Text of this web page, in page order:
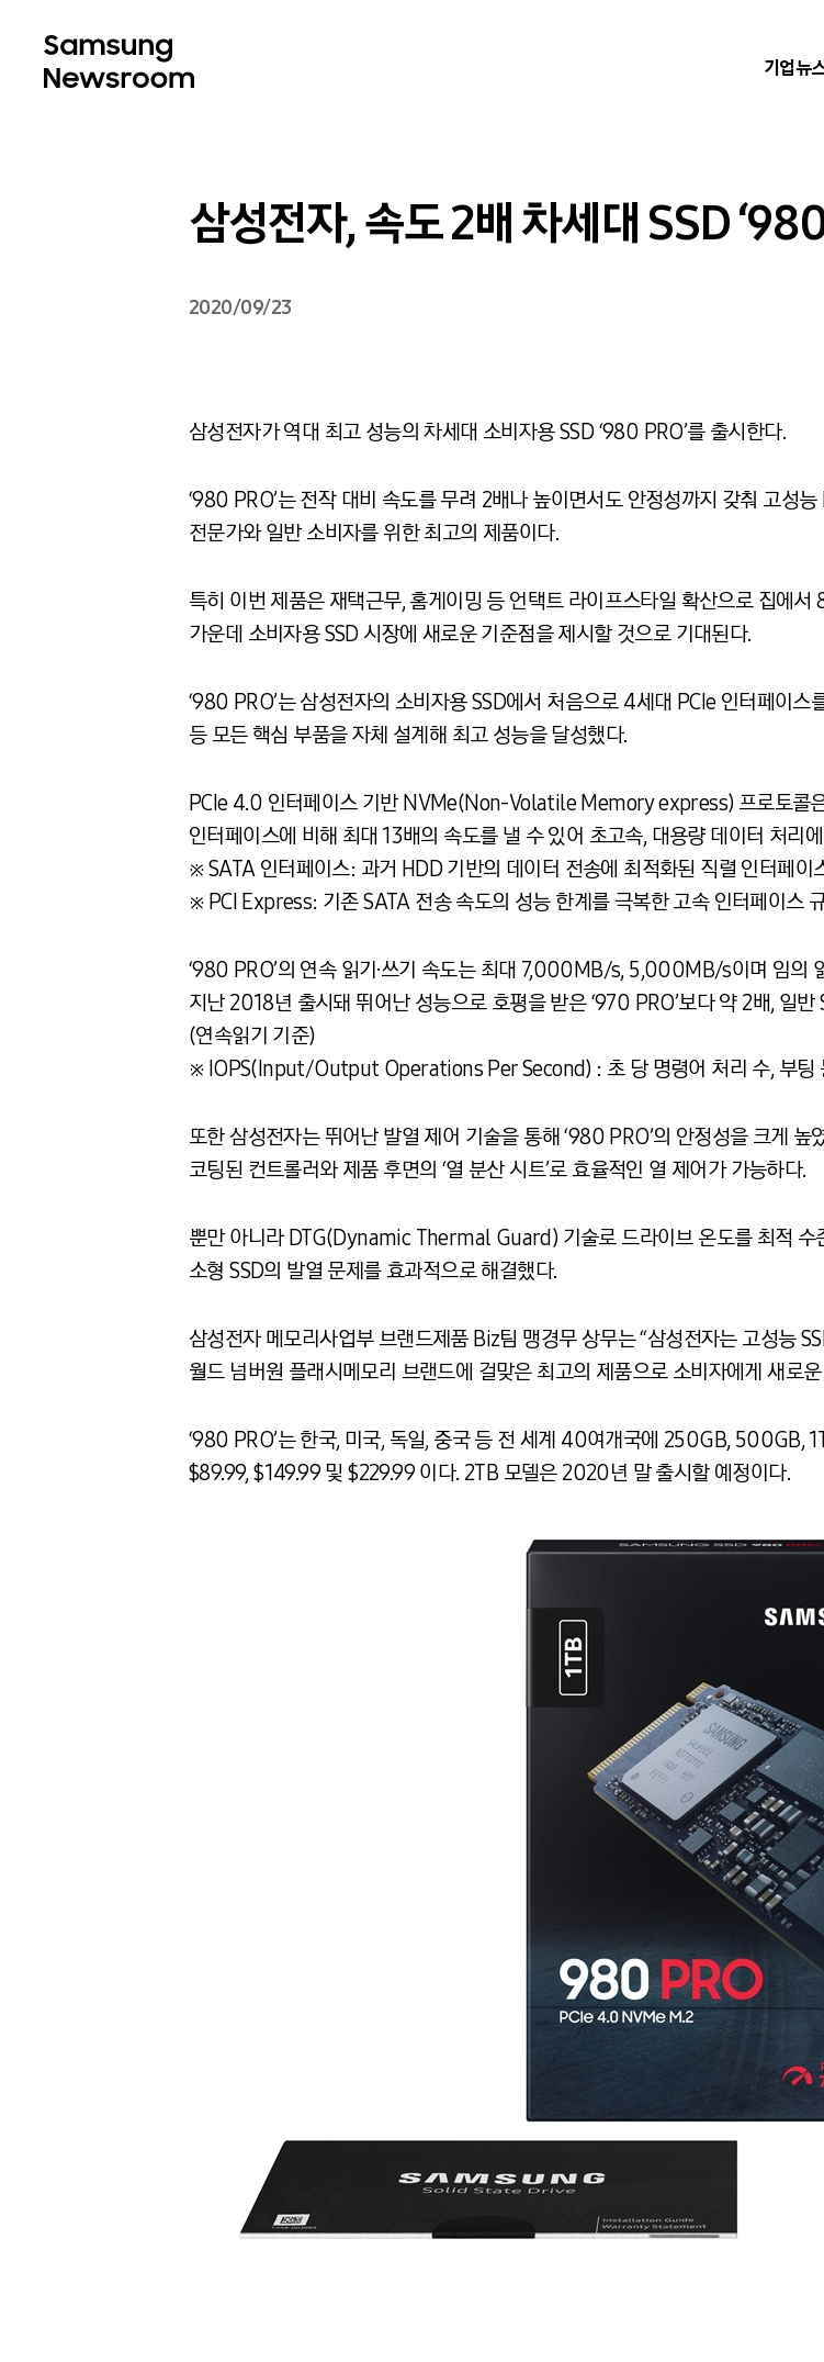
기업뉴
삼성전자, 속도 2배 차세대 SSD ‘980
2020/09/23
삼성전자가 역대 최고 성능의 차세대 소비자용 SSD ‘980 PRO’를 출시한다.
‘980 PRO’는 전작 대비 속도를 무려 2배나 높이면서도 안정성까지 갖춰 고성
전문가와 일반 소비자를 위한 최고의 제품이다.
특히 이번 제품은 재택근무, 홈게이밍 등 언택트 라이프스타일 확산으로 집에
가운데 소비자용 SSD 시장에 새로운 기준점을 제시할 것으로 기대된다.
‘980 PRO’는 삼성전자의 소비자용 SSD에서 처음으로 4세대 PCIe 인터페이
등 모든 핵심 부품을 자체 설계해 최고 성능을 달성했다.
PCIe 4.0 인터페이스 기반 NVMe(Non-Volatile Memory express) 프로토콜
인터페이스에 비해 최대 13배의 속도를 낼 수 있어 초고속, 대용량 데이터 처리
※ SATA 인터페이스: 과거 HDD 기반의 데이터 전송에 최적화된 직렬 인터페이
※ PCI Express: 기존 SATA 전송 속도의 성능 한계를 극복한 고속 인터페이스
‘980 PRO’의 연속 읽기·쓰기 속도는 최대 7,000MB/s, 5,000MB/s이며 임의
지난 2018년 출시돼 뛰어난 성능으로 호평을 받은 ‘970 PRO’보다 약 2배, 일
(연속읽기 기준)
※ IOPS(Input/Output Operations Per Second) : 초 당 명령어 처리 수, 부팅
또한 삼성전자는 뛰어난 발열 제어 기술을 통해 ‘980 PRO’의 안정성을 크게
코팅된 컨트롤러와 제품 후면의 ‘열 분산 시트’로 효율적인 열 제어가 가능하다.
뿐만 아니라 DTG(Dynamic Thermal Guard) 기술로 드라이브 온도를 최적 수
소형 SSD의 발열 문제를 효과적으로 해결했다.
삼성전자 메모리사업부 브랜드제품 Biz팀 맹경무 상무는 “삼성전자는 고성능
월드 넘버원 플래시메모리 브랜드에 걸맞은 최고의 제품으로 소비자에게 새로
‘980 PRO’는 한국, 미국, 독일, 중국 등 전 세계 40여개국에 250GB, 500GB,
$89.99, $149.99 및 $229.99 이다. 2TB 모델은 2020년 말 출시할 예정이다.